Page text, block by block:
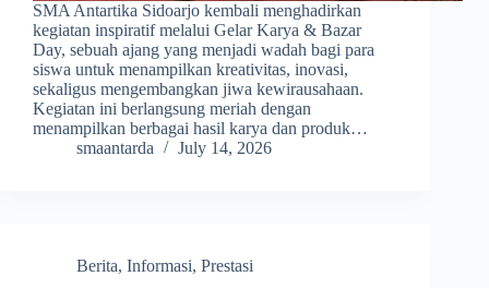
SMA Antartika Sidoarjo kembali menghadirkan
kegiatan inspiratif melalui Gelar Karya & Bazar
Day, sebuah ajang yang menjadi wadah bagi para
siswa untuk menampilkan kreativitas, inovasi,
sekaligus mengembangkan jiwa kewirausahaan.
Kegiatan ini berlangsung meriah dengan
menampilkan berbagai hasil karya dan produk…
smaantarda
July 14, 2026
Berita, Informasi, Prestasi